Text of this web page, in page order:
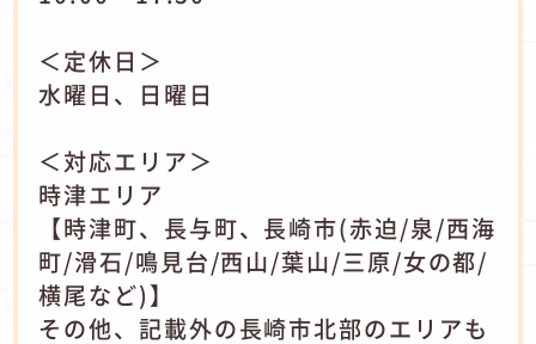
＜定休日＞
水曜日、日曜日
＜対応エリア＞
時津エリア
【時津町、長与町、長崎市(赤迫/泉/西海
町/滑石/鳴見台/西山/葉山/三原/女の都/
横尾など)】
その他、記載外の長崎市北部のエリアも